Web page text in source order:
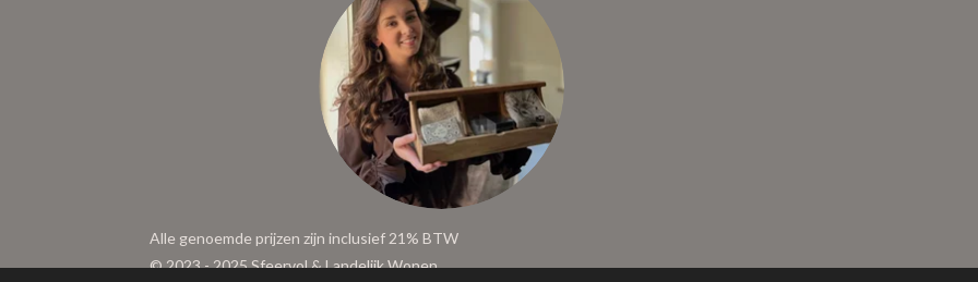
Alle genoemde prijzen zijn inclusief 21% BTW
© 2023 - 2025 Sfeervol & Landelijk Wonen